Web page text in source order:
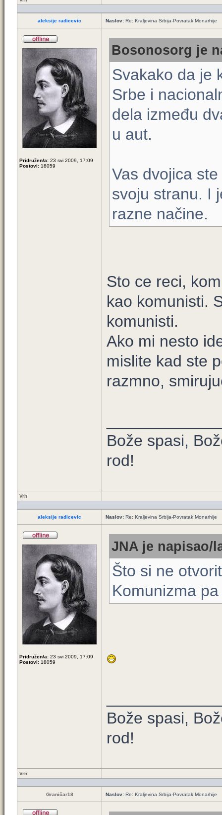
aleksije radicevic Naslov: Re: Kraljevina Srbija-Povratak Monarhije
Pridružen/a: 23 svi 2009, 17:09
Postovi: 18059
Bosonosorg je
Svakako da je
Srbe i
dela između
u aut.
Vas dvojica
svoju stranu. I
razne načine.
Sto ce reci,
kao komunisti.
komunisti.
Ako mi nesto
mislite kad ste
razmno,
Bože spasi,
rod!
Vrh
aleksije radicevic Naslov: Re: Kraljevina Srbija-Povratak Monarhije
Pridružen/a: 23 svi 2009, 17:09
Postovi: 18059
JNA je napisao/
Što si ne
Komunizma
Bože spasi,
rod!
Vrh
Graničar18 Naslov: Re: Kraljevina Srbija-Povratak Monarhije